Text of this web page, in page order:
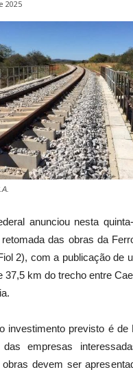
2025
anunciou nesta
das obras da
2), com a publicação de
37,5 km do trecho entre
investimento previsto é de
das empresas
devem ser